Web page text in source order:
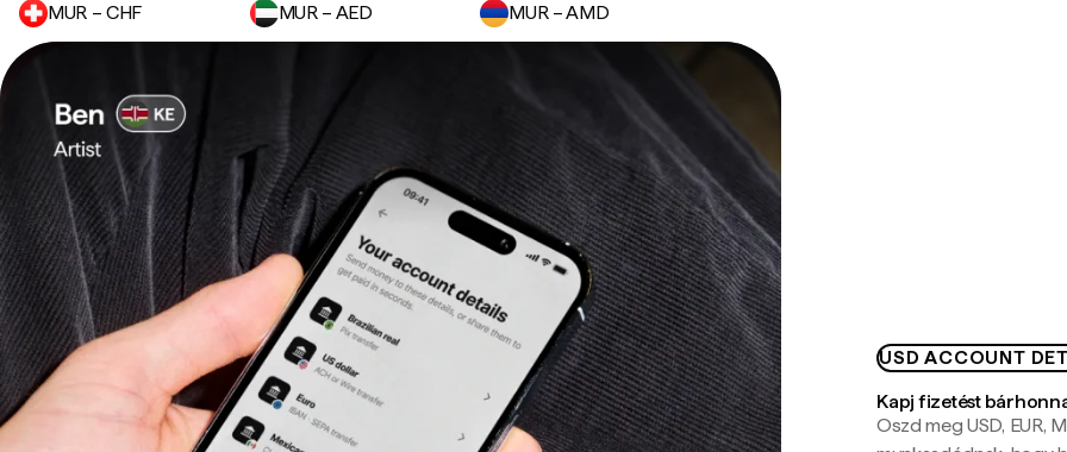
MUR – CHF MUR – AED MUR – AMD
USD ACCOUNT
Kapj fizetést
Oszd meg USD, EUR,